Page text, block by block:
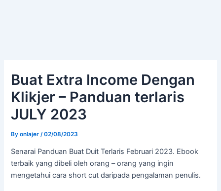
Buat Extra Income Dengan
Klikjer – Panduan terlaris
JULY 2023
Byonlajer /02/08/2023
Senarai Panduan Buat Duit Terlaris Februari 2023. Ebook
terbaik yang dibeli oleh orang – orang yang ingin
mengetahui cara short cut daripada pengalaman penulis.